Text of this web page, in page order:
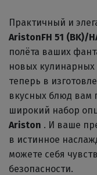
Практичный и
AristonFH 51 (BK)/
полёта ваших
новых
теперь в
вкусных блюд вам
широкий набор
Ariston . И ваше
в истинное
можете себя
безопасности.